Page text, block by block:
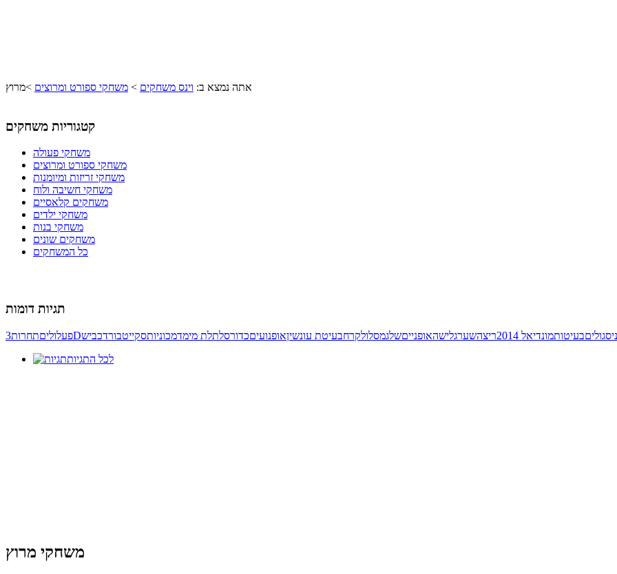
אתה נמצא ב: וינס משחקים > משחקי ספורט ומרוצים >מרוץ
קטגוריות משחקים
משחקי פעולה
משחקי ספורט ומרוצים
משחקי זריזות ומיומנות
משחקי חשיבה ולוח
משחקים קלאסיים
משחקי ילדים
משחקי בנות
משחקים שונים
כל המשחקים
תגיות דומות
פעלוליםתחרות 3D גוליםבעיטותמונדיאל 2014 ריצהשערגלישהאופנייםשלגמסלולקרחבעיטת עונשיןאופנועיםכדורסלתלת מימדמכוניותסקייטבורדכביש
לכל התגיות
משחקי מרוץ